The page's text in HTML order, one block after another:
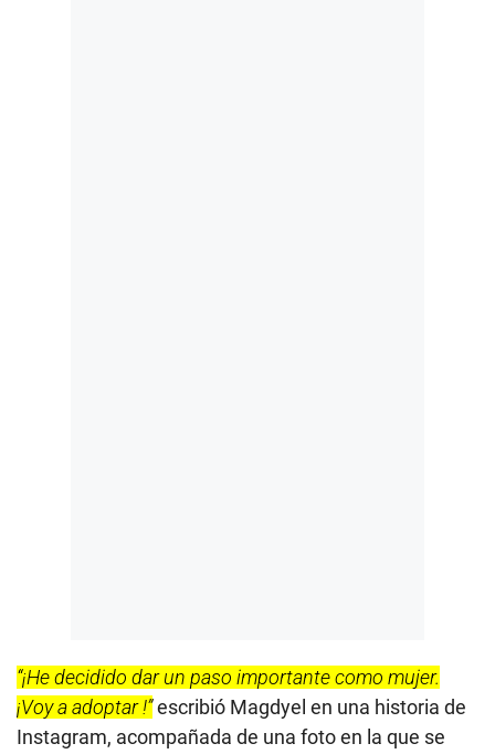
“¡He decidido dar un paso importante como mujer.
¡Voy a adoptar !”escribió Magdyel en una historia de
Instagram, acompañada de una foto en la que se